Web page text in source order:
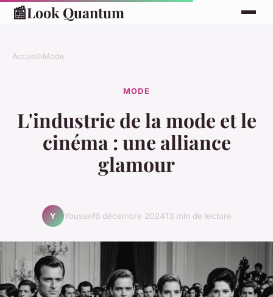
📰Look Quantum
Accueil›Mode
MODE
L'industrie de la mode et le
cinéma : une alliance
glamour
Y Youssef6 décembre 202413 min de lecture